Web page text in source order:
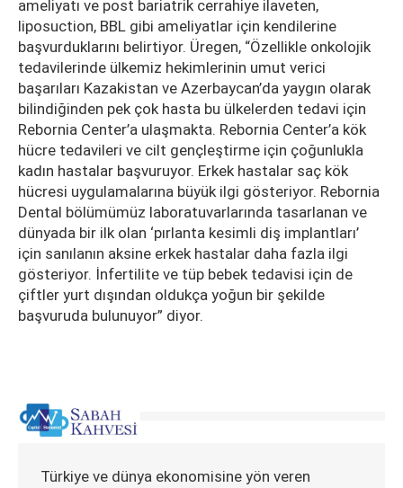
ameliyatı ve post bariatrik cerrahiye ilaveten,
liposuction, BBL gibi ameliyatlar için kendilerine
başvurduklarını belirtiyor. Üregen, “Özellikle onkolojik
tedavilerinde ülkemiz hekimlerinin umut verici
başarıları Kazakistan ve Azerbaycan’da yaygın olarak
bilindiğinden pek çok hasta bu ülkelerden tedavi için
Rebornia Center’a ulaşmakta. Rebornia Center’a kök
hücre tedavileri ve cilt gençleştirme için çoğunlukla
kadın hastalar başvuruyor. Erkek hastalar saç kök
hücresi uygulamalarına büyük ilgi gösteriyor. Rebornia
Dental bölümümüz laboratuvarlarında tasarlanan ve
dünyada bir ilk olan ‘pırlanta kesimli diş implantları’
için sanılanın aksine erkek hastalar daha fazla ilgi
gösteriyor. İnfertilite ve tüp bebek tedavisi için de
çiftler yurt dışından oldukça yoğun bir şekilde
başvuruda bulunuyor” diyor.
Türkiye ve dünya ekonomisine yön veren